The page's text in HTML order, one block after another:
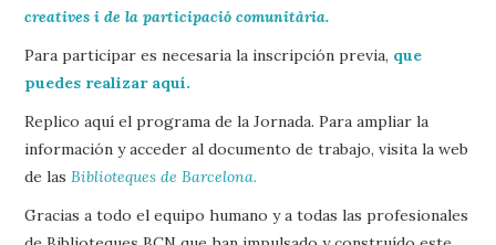
creatives i de la participació comunitària.
Para participar es necesaria la inscripción previa, que
puedes realizar aquí.
Replico aquí el programa de la Jornada. Para ampliar la
información y acceder al documento de trabajo, visita la web
de lasBiblioteques de Barcelona.
Gracias a todo el equipo humano y a todas las profesionales